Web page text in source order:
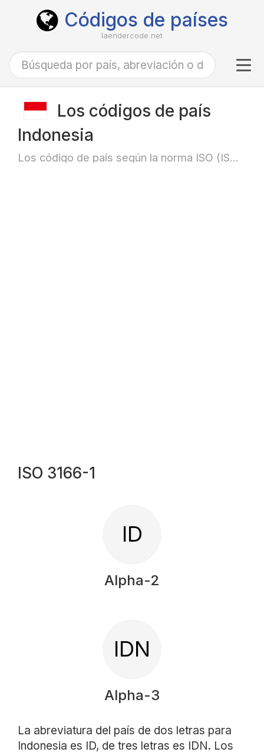
Códigos de países
laendercode.net
Los códigos de país
Indonesia
Los código de país según la norma ISO (ISO-3166)
ISO 3166-1
ID
Alpha-2
IDN
Alpha-3
La abreviatura del país de dos letras para
Indonesia es ID, de tres letras es IDN. Los